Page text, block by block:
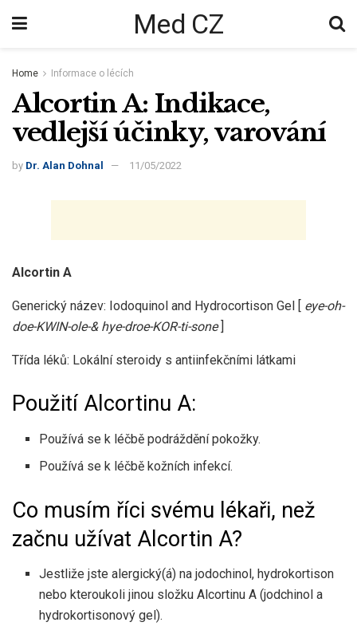
Med CZ
Home Informace o lécích
Alcortin A: Indikace,
vedlejší účinky, varování
by Dr. Alan Dohnal 11/05/2022
Alcortin A
Generický název: Iodoquinol and Hydrocortison Gel [ eye-oh-
doe-KWIN-ole-& hye-droe-KOR-ti-sone]
Třída léků: Lokální steroidy s antiinfekčními látkami
Použití Alcortinu A:
Používá se k léčbě podráždění pokožky.
Používá se k léčbě kožních infekcí.
Co musím říci svému lékaři, než
začnu užívat Alcortin A?
Jestliže jste alergický(á) na jodochinol, hydrokortison
nebo kteroukoli jinou složku Alcortinu A (jodchinol a
hydrokortisonový gel).